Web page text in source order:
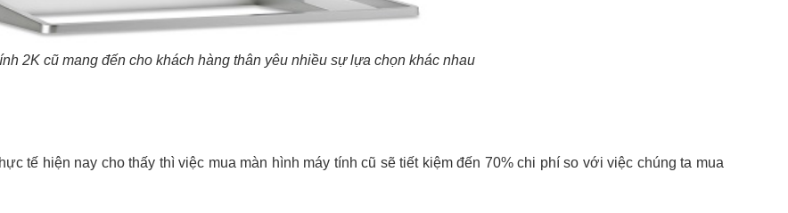
2K cũ mang đến cho khách hàng thân yêu nhiều sự lựa chọn khác nhau
tế hiện nay cho thấy thì việc mua màn hình máy tính cũ sẽ tiết kiệm đến 70% chi phí so với việc chúng ta mua